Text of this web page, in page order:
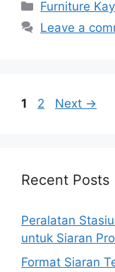
Categories
Furniture
Leave a
Page
1 Page
2 Next →
Recent Posts
Peralatan
untuk Siaran
Format Siaran